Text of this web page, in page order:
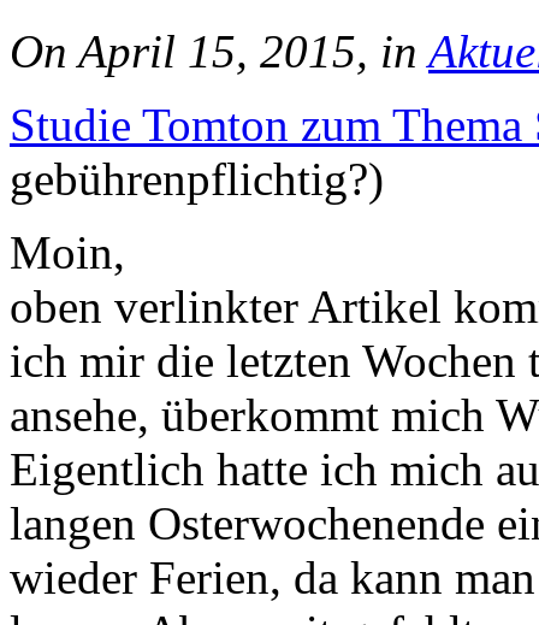
On April 15, 2015, in
Studie Tomton zum
gebührenpflichtig?)
Moin,
oben verlinkter Artikel
ich mir die letzten Wochen
ansehe, überkommt mich
Eigentlich hatte ich mich
langen Osterwochenende
wieder Ferien, da kann